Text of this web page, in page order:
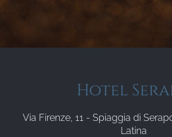
Hotel
Via Firenze, 11 - Spiaggia di
Latina